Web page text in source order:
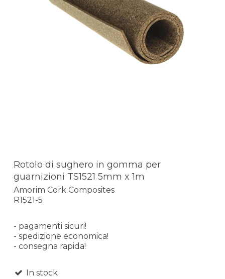
Rotolo di sughero in gomma per
guarnizioni TS1521 5mm x 1m
Amorim Cork Composites
R1521-5
- pagamenti sicuri!
- spedizione economica!
- consegna rapida!
In stock